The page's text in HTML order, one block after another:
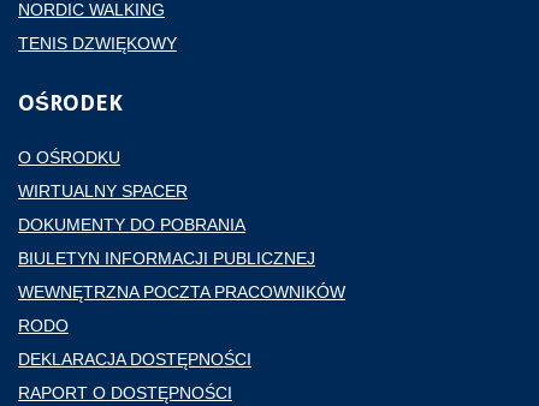
NORDIC WALKING
TENIS DZWIĘKOWY
OŚRODEK
O OŚRODKU
WIRTUALNY SPACER
DOKUMENTY DO POBRANIA
BIULETYN INFORMACJI PUBLICZNEJ
WEWNĘTRZNA POCZTA PRACOWNIKÓW
RODO
DEKLARACJA DOSTĘPNOŚCI
RAPORT O DOSTĘPNOŚCI